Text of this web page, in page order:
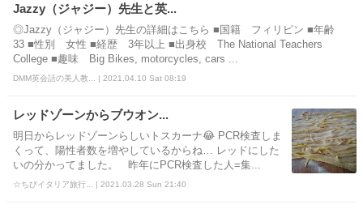
Jazzy（ジャジー）先生と英...
◎Jazzy（ジャジー）先生の詳細はこちら ■国籍 フィリピン ■年齢
33 ■性別 女性 ■経歴 3年以上 ■出身校 The National Teachers
College ■趣味 Big Bikes, motorcycles, cars ...
DMM英会話の美人教... | 2021.04.10 Sat 08:19
レッドゾーンからブウオン...
明日からレッドゾーンらしいトスカーナ😂 PCR検査しま
くって、陽性者数を増やしているからね… レッドにした
いの分かってました。 昨年にPCR検査した人=集...
☆ちびイタリア旅行... | 2021.03.28 Sun 21:40